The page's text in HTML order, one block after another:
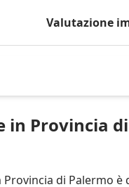
Valutazione
in Provincia di
di Palermo è